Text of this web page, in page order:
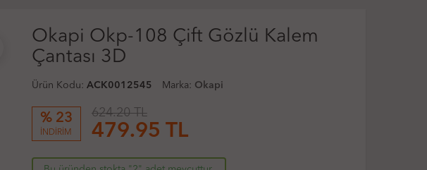
Okapi Okp-108 Çift Gözlü Kalem
Çantası 3D
Ürün Kodu: ACK0012545 Marka: Okapi
% 23
İNDİRİM
624.20 TL
479.95 TL